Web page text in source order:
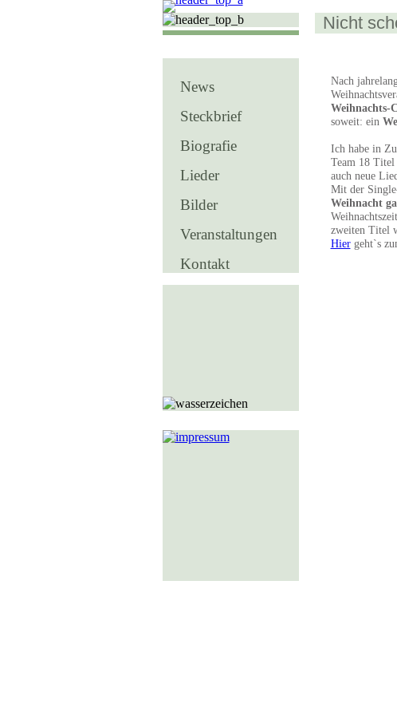
News
Steckbrief
Biografie
Lieder
Bilder
Veranstaltungen
Kontakt
Nicht
Nach
Weihnachts-
soweit: ein
Ich habe in
Team 18 Titel
auch neue
Mit der
Weihnacht
zweiten Titel
Hiergeht`s